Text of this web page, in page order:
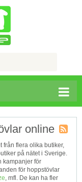
Tagg
RSS
online
från flera olika butiker,
på nätet i Sverige.
kampanjer för
för hoppstövlar
, mfl. De kan ha fler